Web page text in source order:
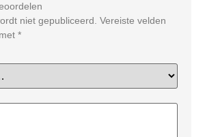
niet gepubliceerd. Vereiste velden
*